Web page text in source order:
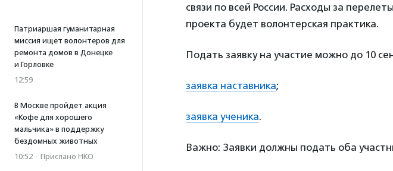
Патриаршая гуманитарная
миссия ищет волонтеров для
ремонта домов в Донецке
и Горловке
12:59
В Москве пройдет акция
«Кофе для хорошего
мальчика» в поддержку
бездомных животных
10:52 · Прислано НКО
связи по всей России. Расходы за
проекта будет волонтерская практика.
Подать заявку на участие можно до 10
заявка наставника;
заявка ученика.
Важно: Заявки должны подать оба